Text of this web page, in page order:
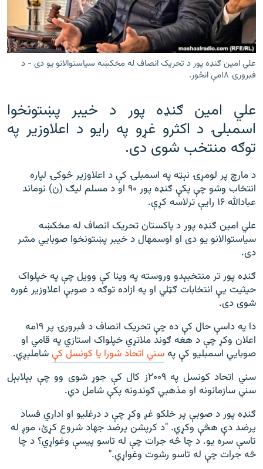
۱۴ ساعته راډیويي خپرونې
Gandhara
موږ وڅارئ
د ازادې اروپا راډیو ټولې ووبپاڼې
علي امین ګنډه پور د تحریک انصاف له مخکښه سیاستوالانو یو دی - د
فبرورۍ ۱۸مې انځور.
علي امین ګنډه پور د خیبر پښتونخوا
اسمبلۍ د اکثرو غړو په رایو د اعلاوزیر په
توګه منتخب شوی دی.
د مارچ پر لومړۍ نېټه په اسمبلۍ کې د اعلاوزیر څوکۍ لپاره
انتخاب وشو چې پکې ګنډه پور ۹۰ او د مسلم لیګ (ن) نوماند
عبادالله ۱۶ رایې ترلاسه کړې.
علي امین ګنډه پور د پاکستان تحریک انصاف له مخکښه
سیاستوالانو یو دی او اوسمهال د خیبر پښتونخوا صوبايي مشر
دی.
ګنډه پور تر منتخبېدو وروسته په وینا کې وویل چې په خپلواک
حیثیت یې انتخابات ګټلي او په ازاده توګه د صوبې اعلاوزیر غوره
شوی دی.
دا په داسې حال کې ده چې تحریک انصاف د فبرورۍ پر ۱۹مه
اعلان وکړ چې د هغه ګوند ملاتړي خپلواک استازي په قامي او
صوبايي اسمبلیو کې پهسني اتحاد شورا یا کونسل کېشاملېږي.
سني اتحاد کونسل په ۲۰۰۹ز کال کې جوړ شوی وو چې بېلابېل
سني سازمانونه او مذهبي ګوندونه پکې شامل دي.
ګنډه پور د صوبې پر خلکو غږ وکړ چې د درغلیو او اداري فساد
پرضد دې هڅې وکړي. "د کرپشن پرضد جهاد شروع کړئ، موږ له
تاسې سره یو. د چا څه جرات چې له تاسو پیسې وغواړي؟ د چا
څه جرات چې له تاسو رشوت وغواړي."